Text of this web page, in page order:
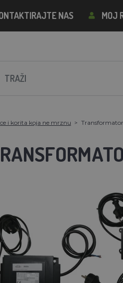
NAS MOJ
i korita koja ne mrznu